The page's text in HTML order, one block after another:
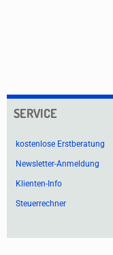
SERVICE
kostenlose Erstberatung
Newsletter-Anmeldung
Klienten-Info
Steuerrechner